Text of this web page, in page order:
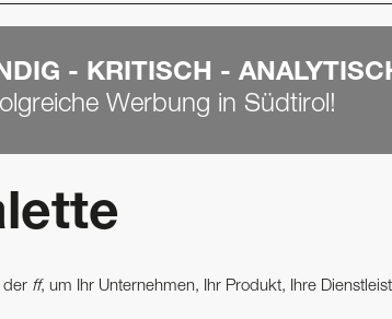
- KRITISCH -
Werbung in Südtirol!
der ff, um Ihr Unternehmen, Ihr Produkt, Ihre